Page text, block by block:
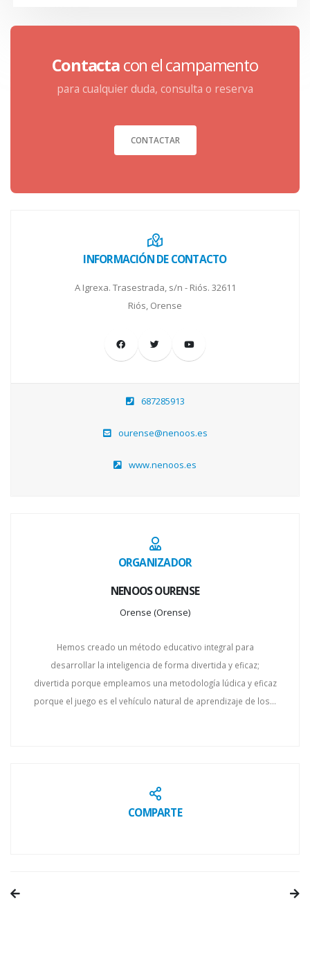
Contactacon el campamento
para cualquier duda, consulta o reserva
CONTACTAR
INFORMACIÓN DE CONTACTO
A Igrexa. Trasestrada, s/n - Riós. 32611
Riós, Orense
687285913
ourense@nenoos.es
www.nenoos.es
ORGANIZADOR
NENOOS OURENSE
Orense (Orense)
Hemos creado un método educativo integral para
desarrollar la inteligencia de forma divertida y eficaz;
divertida porque empleamos una metodología lúdica y eficaz
porque el juego es el vehículo natural de aprendizaje de los...
COMPARTE